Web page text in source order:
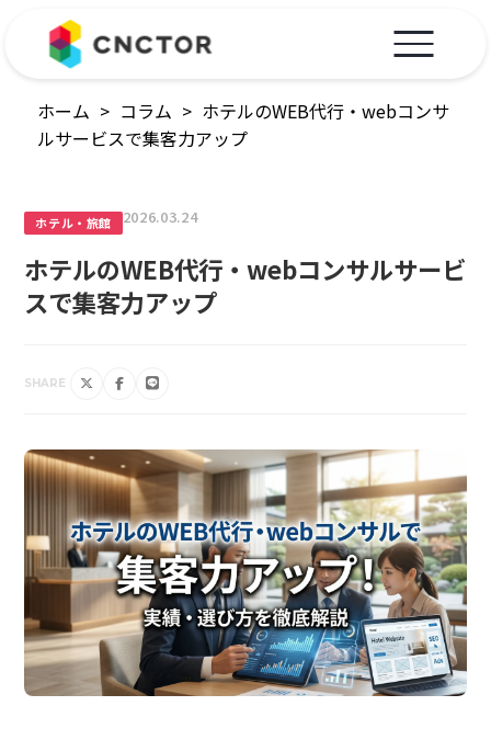
ホーム > コラム > ホテルのWEB代行・webコンサ
ルサービスで集客力アップ
ホテル・旅館 2026.03.24
ホテルのWEB代行・webコンサルサービ
スで集客力アップ
SHARE